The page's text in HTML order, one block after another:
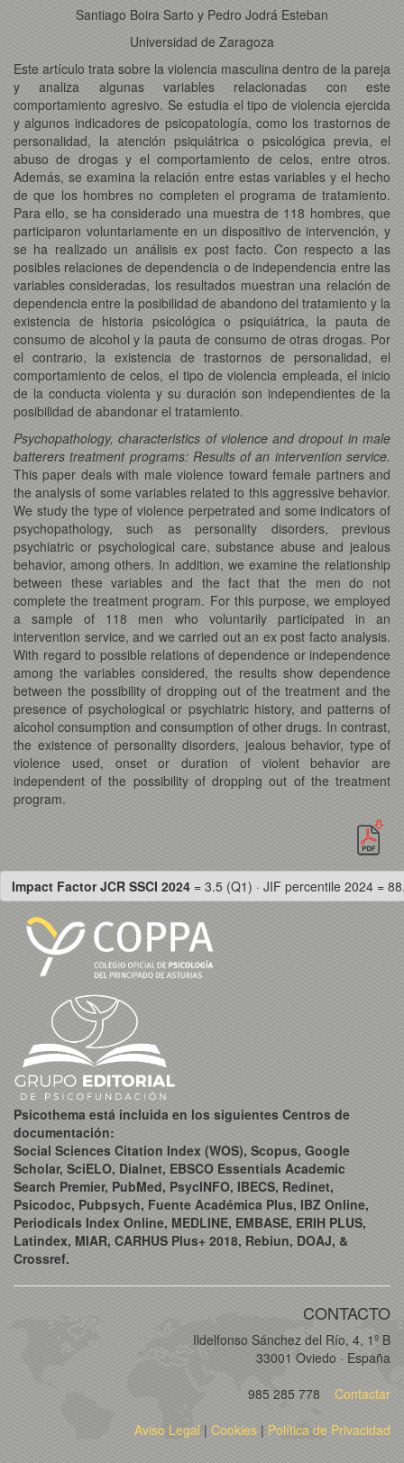
Santiago Boira Sarto y Pedro Jodrá Esteban
Universidad de Zaragoza
Este artículo trata sobre la violencia masculina dentro de la pareja
y analiza algunas variables relacionadas con este
comportamiento agresivo. Se estudia el tipo de violencia ejercida
y algunos indicadores de psicopatología, como los trastornos de
personalidad, la atención psiquiátrica o psicológica previa, el
abuso de drogas y el comportamiento de celos, entre otros.
Además, se examina la relación entre estas variables y el hecho
de que los hombres no completen el programa de tratamiento.
Para ello, se ha considerado una muestra de 118 hombres, que
participaron voluntariamente en un dispositivo de intervención, y
se ha realizado un análisis ex post facto. Con respecto a las
posibles relaciones de dependencia o de independencia entre las
variables consideradas, los resultados muestran una relación de
dependencia entre la posibilidad de abandono del tratamiento y la
existencia de historia psicológica o psiquiátrica, la pauta de
consumo de alcohol y la pauta de consumo de otras drogas. Por
el contrario, la existencia de trastornos de personalidad, el
comportamiento de celos, el tipo de violencia empleada, el inicio
de la conducta violenta y su duración son independientes de la
posibilidad de abandonar el tratamiento.
Psychopathology, characteristics of violence and dropout in male
batterers treatment programs: Results of an intervention service.
This paper deals with male violence toward female partners and
the analysis of some variables related to this aggressive behavior.
We study the type of violence perpetrated and some indicators of
psychopathology, such as personality disorders, previous
psychiatric or psychological care, substance abuse and jealous
behavior, among others. In addition, we examine the relationship
between these variables and the fact that the men do not
complete the treatment program. For this purpose, we employed
a sample of 118 men who voluntarily participated in an
intervention service, and we carried out an ex post facto analysis.
With regard to possible relations of dependence or independence
among the variables considered, the results show dependence
between the possibility of dropping out of the treatment and the
presence of psychological or psychiatric history, and patterns of
alcohol consumption and consumption of other drugs. In contrast,
the existence of personality disorders, jealous behavior, type of
violence used, onset or duration of violent behavior are
independent of the possibility of dropping out of the treatment
program.
Impact Factor JCR SSCI 2024 = 3.5 (Q1) · JIF percentile 2024 =
Psicothema está incluida en los siguientes Centros de
documentación:
Social Sciences Citation Index (WOS), Scopus, Google
Scholar, SciELO, Dialnet, EBSCO Essentials Academic
Search Premier, PubMed, PsycINFO, IBECS, Redinet,
Psicodoc, Pubpsych, Fuente Académica Plus, IBZ Online,
Periodicals Index Online, MEDLINE, EMBASE, ERIH PLUS,
Latindex, MIAR, CARHUS Plus+ 2018, Rebiun, DOAJ, &
Crossref.
CONTACTO
Ildelfonso Sánchez del Río, 4, 1º B
33001 Oviedo · España
985 285 778
Contactar
Aviso Legal| Cookies | Política de Privacidad